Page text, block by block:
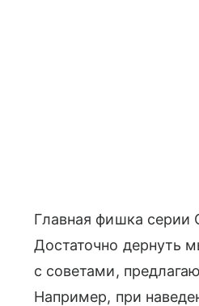
Главная фишка серии
Достаточно дернуть
с советами,
Например, при